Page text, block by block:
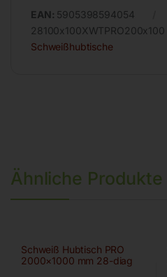
EAN: 5905398594054
28100x100XWTPRO200x100
Schweißhubtische
Ähnliche Produkte
Schweiß Hubtisch PRO
2000×1000 mm 28-diag